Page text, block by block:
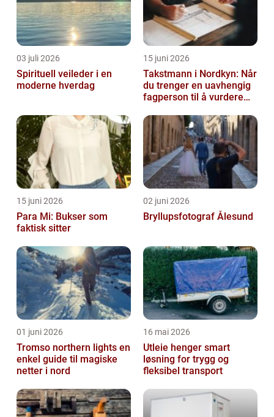
03 juli 2026
Spirituell veileder i en
moderne hverdag
15 juni 2026
Takstmann i Nordkyn: Når
du trenger en uavhengig
fagperson til å vurdere
15 juni 2026
Para Mi: Bukser som
faktisk sitter
02 juni 2026
Bryllupsfotograf Ålesund
01 juni 2026
Tromso northern lights en
enkel guide til magiske
netter i nord
16 mai 2026
Utleie henger smart
løsning for trygg og
fleksibel transport